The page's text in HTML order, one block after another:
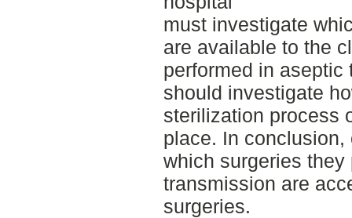
must investigate
are available to the
performed in
should investigate
sterilization process
place. In
which surgeries
transmission are
surgeries.